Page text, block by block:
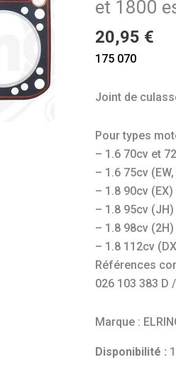
et 1800
20,95 €
175 070
Joint de
Pour types
– 1.6 70cv et
– 1.6 75cv (EW,
– 1.8 90cv (EX)
– 1.8 95cv (JH)
– 1.8 98cv (2H)
– 1.8 112cv
Références
026 103 383 D
Marque :
Disponibilité :
Golf
1
1600
essence